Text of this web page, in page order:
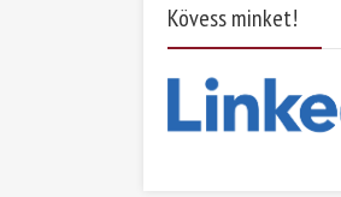
Kövess minket!